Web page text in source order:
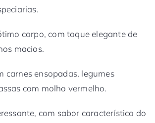
corpo, com toque elegante de
macios.
carnes ensopadas, legumes
com molho vermelho.
com sabor característico do